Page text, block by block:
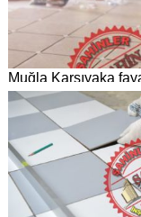
Muğla Karşıyaka
Dekorasyon,
kadrosuyla Muğla
Sayfaya Git